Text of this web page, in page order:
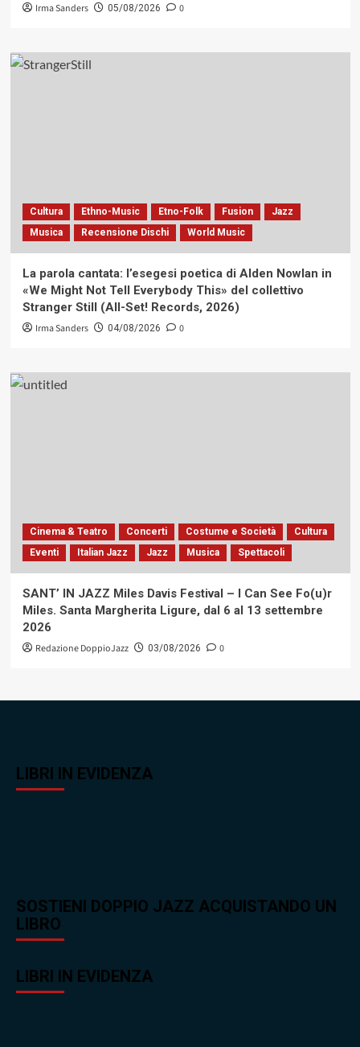
Irma Sanders 05/08/2026 0
Cultura Ethno-Music Etno-Folk Fusion
Jazz
Musica
Recensione Dischi World Music
La parola cantata: l’esegesi poetica di Alden Nowlan in
«We Might Not Tell Everybody This» del collettivo
Stranger Still (All-Set! Records, 2026)
Irma Sanders 04/08/2026 0
Cinema & Teatro Concerti Costume e Società
Cultura
Eventi
Italian Jazz Jazz Musica Spettacoli
SANT’ IN JAZZ Miles Davis Festival – I Can See Fo(u)r
Miles. Santa Margherita Ligure, dal 6 al 13 settembre
2026
Redazione DoppioJazz 03/08/2026 0
LIBRI IN EVIDENZA
SOSTIENI DOPPIO JAZZ ACQUISTANDO UN
LIBRO
LIBRI IN EVIDENZA